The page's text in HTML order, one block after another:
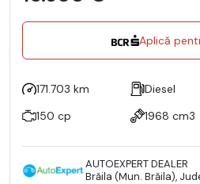
Aplică
171.703 km Diesel
150 cp
1968 cm3
AUTOEXPERT DEALER
Brăila (Mun. Brăila),